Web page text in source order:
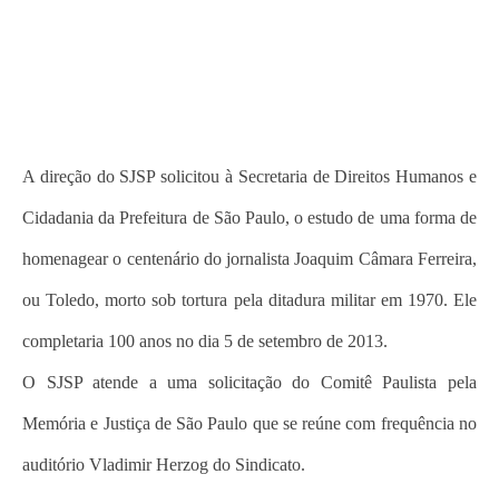
A direção do SJSP solicitou à Secretaria de Direitos Humanos e
Cidadania da Prefeitura de São Paulo, o estudo de uma forma de
homenagear o centenário do jornalista Joaquim Câmara Ferreira,
ou Toledo, morto sob tortura pela ditadura militar em 1970. Ele
completaria 100 anos no dia 5 de setembro de 2013.
O SJSP atende a uma solicitação do Comitê Paulista pela
Memória e Justiça de São Paulo que se reúne com frequência no
auditório Vladimir Herzog do Sindicato.